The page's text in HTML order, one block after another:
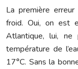
La première
froid. Oui, on est
Atlantique, lui, ne
température de
17°C. Sans la